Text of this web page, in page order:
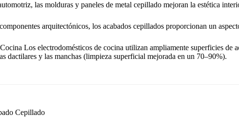
, las molduras y paneles de metal cepillado mejoran la estética
arquitectónicos, los acabados cepillados proporcionan un
Los electrodomésticos de cocina utilizan ampliamente superficies de
dactilares y las manchas (limpieza superficial mejorada en un 70–90%).
Cepillado